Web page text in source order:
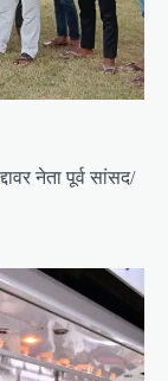
नेता पूर्व सांसद/